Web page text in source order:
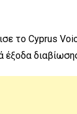
το Cyprus